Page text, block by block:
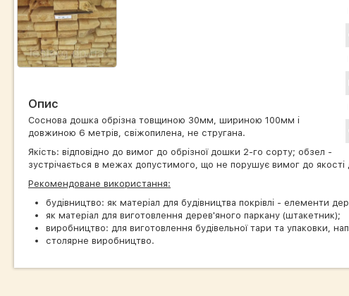
Опис
Соснова дошка обрізна товщиною 30мм, шириною 100мм і
довжиною 6 метрів, свіжопилена, не стругана.
Якість: відповідно до вимог до обрізної дошки 2-го сорту; обзел -
зустрічається в межах допустимого, що не порушує вимог до
Рекомендоване використання:
будівництво: як матеріал для будівництва покрівлі - елементи
як матеріал для виготовлення дерев'яного паркану (штакетник);
виробництво: для виготовлення будівельної тари та упаковки,
столярне виробництво.